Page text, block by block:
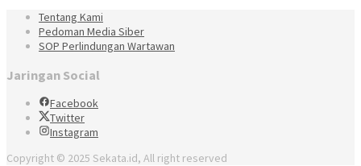
Tentang Kami
Pedoman Media Siber
SOP Perlindungan Wartawan
Jaringan Social
Facebook
Twitter
Instagram
Copyright © 2025 Sekata.id, All right reserved